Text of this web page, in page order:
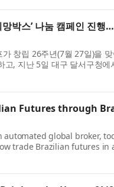
박스’ 나눔 캠페인 진행
창립 26주년(7월 27일)을
고, 지난 5일 대구 달서구청
프 본사 소재지인 대구 달서
Futures through
automated global broker,
trade Brazilian futures in
was the first broker